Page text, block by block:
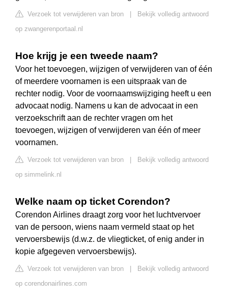
Verzoek tot verwijderen van bron
Bekijk volledig antwoord
op zwangerenportaal.nl
Hoe krijg je een tweede naam?
Voor het toevoegen, wijzigen of verwijderen van of één
of meerdere voornamen is een uitspraak van de
rechter nodig. Voor de voornaamswijziging heeft u een
advocaat nodig. Namens u kan de advocaat in een
verzoekschrift aan de rechter vragen om het
toevoegen, wijzigen of verwijderen van één of meer
voornamen.
Verzoek tot verwijderen van bron
Bekijk volledig antwoord
op simmelink.nl
Welke naam op ticket Corendon?
Corendon Airlines draagt zorg voor het luchtvervoer
van de persoon, wiens naam vermeld staat op het
vervoersbewijs (d.w.z. de vliegticket, of enig ander in
kopie afgegeven vervoersbewijs).
Verzoek tot verwijderen van bron
Bekijk volledig antwoord
op corendonairlines.com